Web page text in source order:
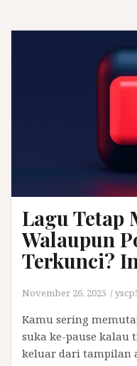
Lagu Tetap
Walaupun
Terkunci?
November 26, 2025
Kamu sering
suka ke-pause kalau
keluar dari tampilan